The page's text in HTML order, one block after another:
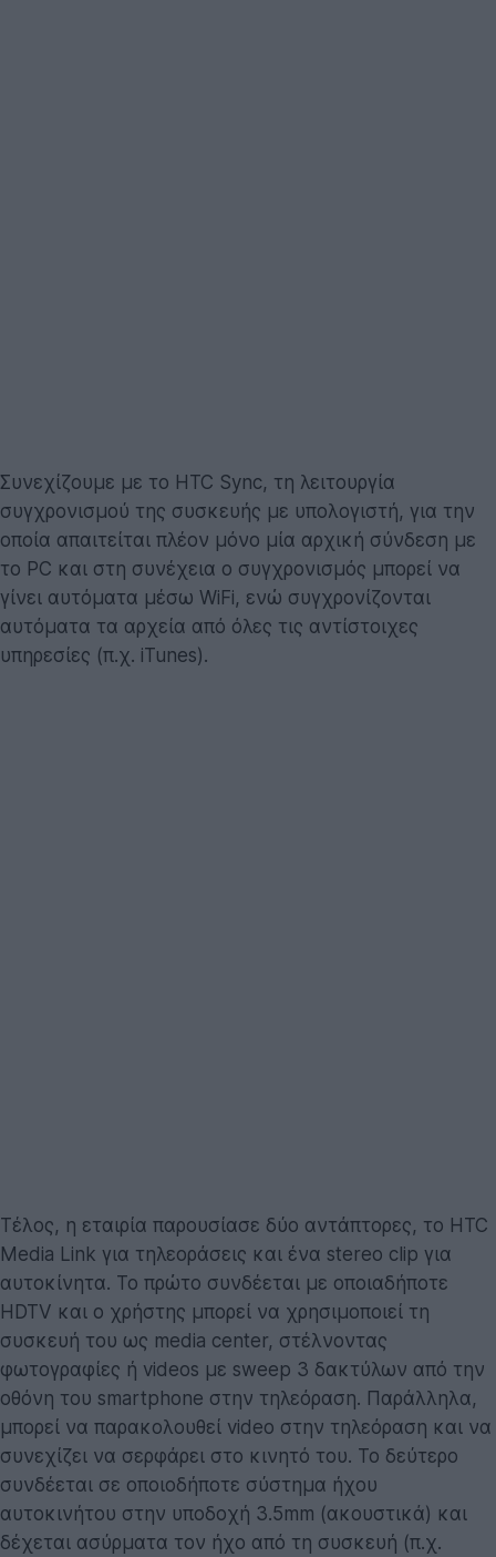
Συνεχίζουμε με το HTC Sync, τη λειτουργία
συγχρονισμού της συσκευής με υπολογιστή, για την
οποία απαιτείται πλέον μόνο μία αρχική σύνδεση με
το PC και στη συνέχεια ο συγχρονισμός μπορεί να
γίνει αυτόματα μέσω WiFi, ενώ συγχρονίζονται
αυτόματα τα αρχεία από όλες τις αντίστοιχες
υπηρεσίες (π.χ. iTunes).
Τέλος, η εταιρία παρουσίασε δύο αντάπτορες, το HTC
Media Link για τηλεοράσεις και ένα stereo clip για
αυτοκίνητα. Το πρώτο συνδέεται με οποιαδήποτε
HDTV και ο χρήστης μπορεί να χρησιμοποιεί τη
συσκευή του ως media center, στέλνοντας
φωτογραφίες ή videos με sweep 3 δακτύλων από την
οθόνη του smartphone στην τηλεόραση. Παράλληλα,
μπορεί να παρακολουθεί video στην τηλεόραση και να
συνεχίζει να σερφάρει στο κινητό του. Το δεύτερο
συνδέεται σε οποιοδήποτε σύστημα ήχου
αυτοκινήτου στην υποδοχή 3.5mm (ακουστικά) και
δέχεται ασύρματα τον ήχο από τη συσκευή (π.χ.